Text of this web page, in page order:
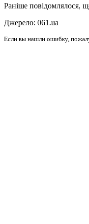
Раніше повідомлялося,
Джерело: 061.ua
Если вы нашли ошибку,